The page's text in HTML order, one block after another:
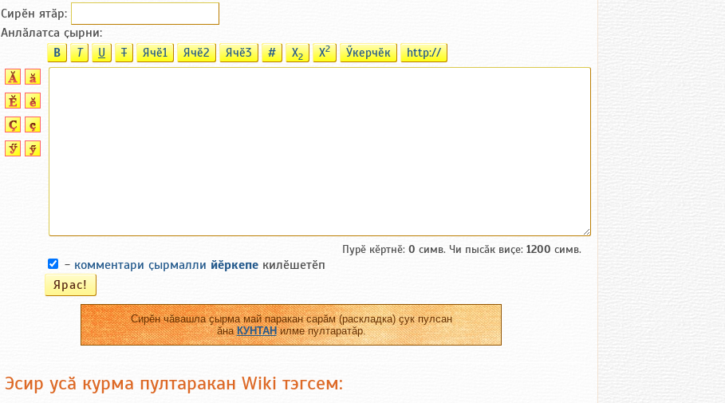
Сирӗн ятӑp:
Анлӑлатса ҫырни:
B T U T Ячӗ1 Ячӗ2 Ячӗ3 # X2 X2 Ӳкерчӗк http://
Пурӗ кӗртнӗ: 0 симв. Чи пысӑк виҫе: 1200 симв.
- комментари ҫырмалли йӗркепе килӗшетӗп
Сирӗн чӑвашла ҫырма май паракан сарӑм (раскладка) ҫук пулсан
ӑнаКУНТАНилме пултаратӑр.
Эсир усӑ курма пултаракан Wiki тэгсем: